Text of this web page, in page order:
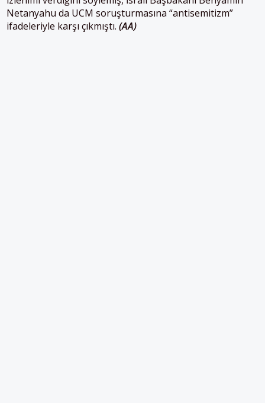
Netanyahu da UCM soruşturmasına “antisemitizm”
ifadeleriyle karşı çıkmıştı. (AA)